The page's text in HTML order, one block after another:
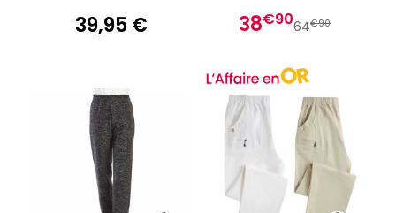
39,95 € 38€9064€90